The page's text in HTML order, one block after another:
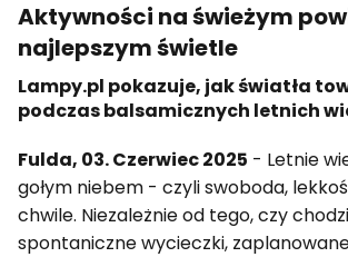
Aktywności na świeżym
najlepszym świetle
Lampy.pl pokazuje, jak światła
podczas balsamicznych letnich
Fulda, 03. Czerwiec 2025 - Letnie
gołym niebem - czyli swoboda,
chwile. Niezależnie od tego, czy
spontaniczne wycieczki,